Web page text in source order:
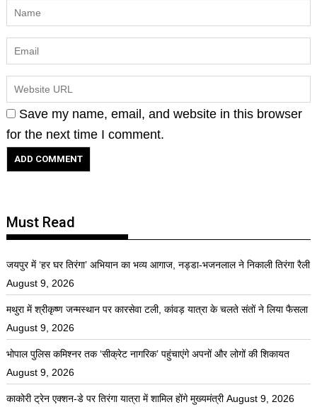
Save my name, email, and website in this browser
for the next time I comment.
Must Read
जयपुर में ‘हर घर तिरंगा’ अभियान का भव्य आगाज, नड्डा-भजनलाल ने निकाली तिरंगा रैली
August 9, 2026
मथुरा में श्रीकृष्ण जन्मस्थान पर कारसेवा टली, कांवड़ यात्रा के चलते संतों ने लिया फैसला
August 9, 2026
भोपाल पुलिस कमिश्नर तक ‘सीक्रेट नागरिक’ पहुंचाएंगे अपनों और लोगों की शिकायत
August 9, 2026
काकोरी ट्रेन एक्शन-डे पर तिरंगा यात्रा में शामिल होंगे मुख्यमंत्री August 9, 2026